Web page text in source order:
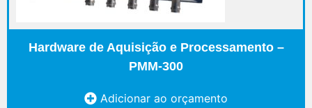
Hardware de Aquisição e Processamento –
PMM-300
Adicionar ao orçamento